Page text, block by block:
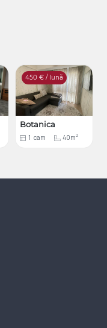
450 € / lună
Botanica
1 cam 40m2